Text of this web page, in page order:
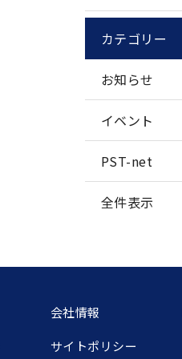
カテゴリー
お知らせ
イベント
PST-net
全件表示
会社情報
サイトポリシー